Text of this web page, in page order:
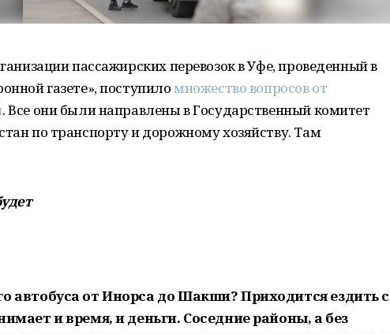
пассажирских перевозок в Уфе, проведенный в
газете», поступиломножество вопросов от
. Все они были направлены в Государственный комитет
по транспорту и дорожному хозяйству. Там
автобуса от Инорса до Шакши? Приходится ездить с
и время, и деньги. Соседние районы, а без